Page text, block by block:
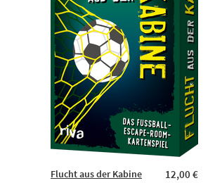
12,00 €
Flucht aus der Kabine